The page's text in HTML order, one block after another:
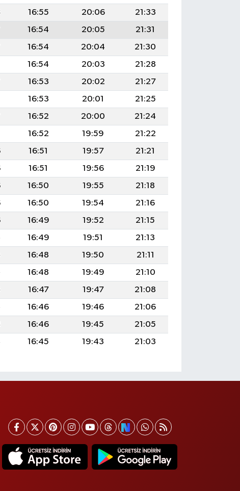
16:55 20:06
21:33
16:54 20:05
21:31
16:54 20:04
21:30
16:54 20:03
21:28
16:53 20:02
21:27
16:53 20:01
21:25
16:52 20:00
21:24
16:52 19:59
21:22
16:51 19:57
21:21
16:51 19:56
21:19
16:50 19:55
21:18
16:50 19:54
21:16
16:49 19:52
21:15
16:49 19:51
21:13
16:48 19:50
21:11
16:48 19:49
21:10
16:47 19:47
21:08
16:46 19:46
21:06
16:46 19:45
21:05
16:45 19:43 21:03